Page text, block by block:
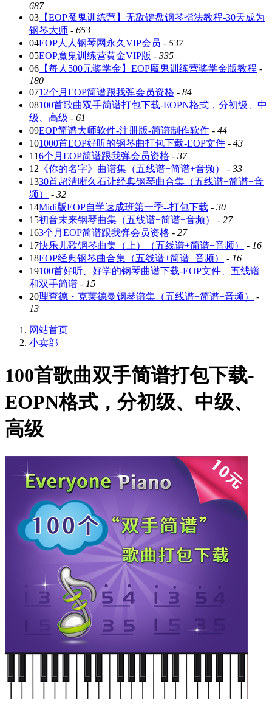
687
03 【EOP魔鬼训练营】无敌键盘钢琴指法教程-30天成为
钢琴大师 - 653
04EOP人人钢琴网永久VIP会员 - 537
05EOP魔鬼训练营黄金VIP版 - 335
06 【每人500元奖学金】EOP魔鬼训练营奖学金版教程 -
180
0712个月EOP简谱跟我弹会员资格 - 84
08100首歌曲双手简谱打包下载-EOPN格式，分初级、中
级、高级 - 61
09EOP简谱大师软件-注册版-简谱制作软件 - 44
101000首EOP好听的钢琴曲打包下载-EOP文件 - 43
116个月EOP简谱跟我弹会员资格 - 37
12 《你的名字》曲谱集（五线谱+简谱+音频） - 33
1330首超清晰久石让经典钢琴曲合集（五线谱+简谱+音
频）
- 32
14Midi版EOP自学速成班第一季--打包下载 - 30
15初音未来钢琴曲集（五线谱+简谱+音频） - 27
163个月EOP简谱跟我弹会员资格 - 27
17快乐儿歌钢琴曲集（上）（五线谱+简谱+音频） - 16
18EOP经典钢琴曲合集（五线谱+简谱+音频） - 16
19100首好听、好学的钢琴曲谱下载-EOP文件、五线谱
和双手简谱 - 15
20理查德・克莱德曼钢琴谱集（五线谱+简谱+音频）
-
13
网站首页
小卖部
100首歌曲双手简谱打包下载-
EOPN格式，分初级、中级、
高级